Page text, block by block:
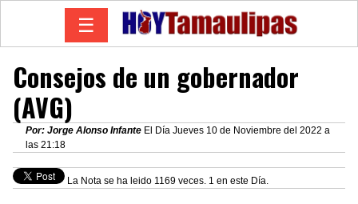
☰
Consejos de un gobernador
(AVG)
Por: Jorge Alonso Infante El Día Jueves 10 de Noviembre del 2022 a
las 21:18
La Nota se ha leido 1169 veces. 1 en este Día.